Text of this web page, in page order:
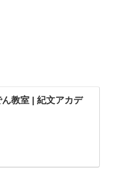
教室 | 紀文アカデ